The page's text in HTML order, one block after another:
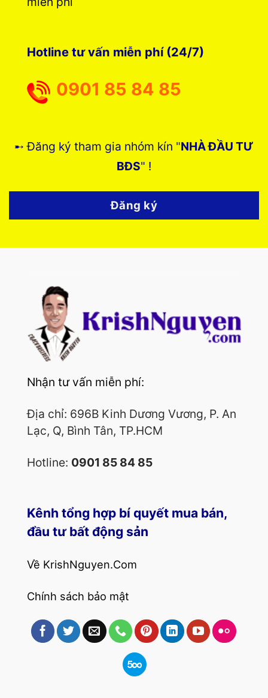
Hotline tư vấn miễn phí (24/7)
0901 85 84 85
➸ Đăng ký tham gia nhóm kín "NHÀ ĐẦU TƯ
BĐS" !
Đăng ký
Nhận tư vấn miễn phí:
Địa chỉ: 696B Kinh Dương Vương, P. An
Lạc, Q, Bình Tân, TP.HCM
Hotline: 0901 85 84 85
Kênh tổng hợp bí quyết mua bán,
đầu tư bất động sản
Về KrishNguyen.Com
Chính sách bảo mật